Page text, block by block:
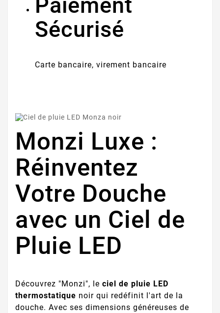
Sécurisé
Carte bancaire, virement bancaire
Monzi Luxe :
Réinventez
Votre Douche
avec un Ciel de
Pluie LED
Découvrez "Monzi", le ciel de pluie LED
thermostatique noir qui redéfinit l'art de la
douche. Avec ses dimensions généreuses de